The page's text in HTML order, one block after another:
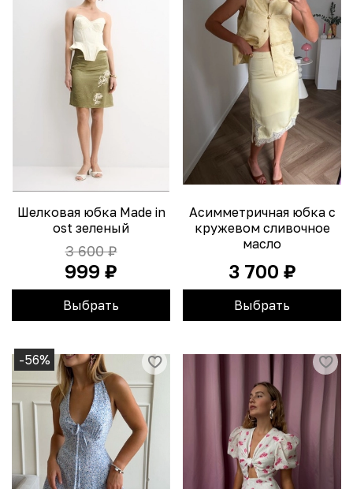
Шелковая юбка Made in
ost зеленый
3 600 ₽
999 ₽
Выбрать
Асимметричная юбка с
кружевом сливочное
масло
3 700 ₽
Выбрать
-56%